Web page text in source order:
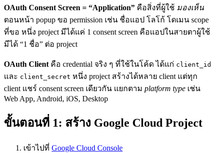
OAuth Consent Screen = “Application” คือสิ่งที่ผู้ใช้ มองเห็น
ตอนหน้า popup ขอ permission เช่น ชื่อแอป โลโก้ โดเมน scope
ที่ขอ หนึ่ง project มีได้แค่ 1 consent screen คือแอปในสายตาผู้ใช้
มีได้ “1 ชื่อ” ต่อ project
OAuth Clientคือ credential จริง ๆ ที่ใช้ในโค้ด ได้แก่ client_id
และ client_secret หนึ่ง project สร้างได้หลาย client แต่ทุก
client แชร์ consent screen เดียวกัน แยกตาม platform type เช่น
Web App, Android, iOS, Desktop
ขั้นตอนที่ 1: สร้าง Google Cloud Project
เข้าไปที่ Google Cloud Console